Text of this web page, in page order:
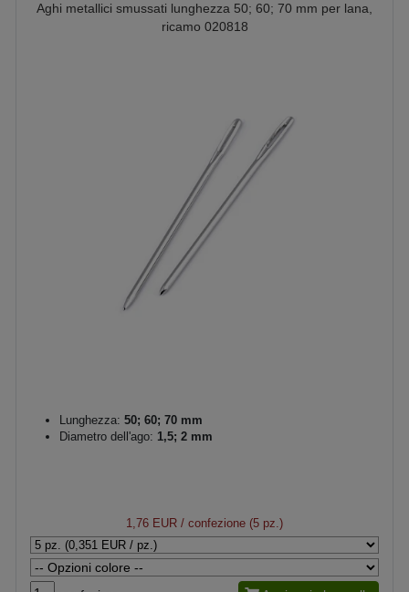
Aghi metallici smussati lunghezza 50; 60; 70 mm per lana,
ricamo 020818
Lunghezza: 50; 60; 70 mm
Diametro dell'ago: 1,5; 2 mm
1,76 EUR / confezione (5 pz.)